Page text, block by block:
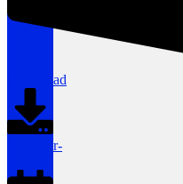
Download
Calendar-